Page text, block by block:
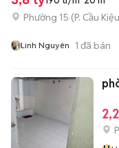
Phường 15 (P. Cầu Kiệu
Linh Nguyên 1 đã bán